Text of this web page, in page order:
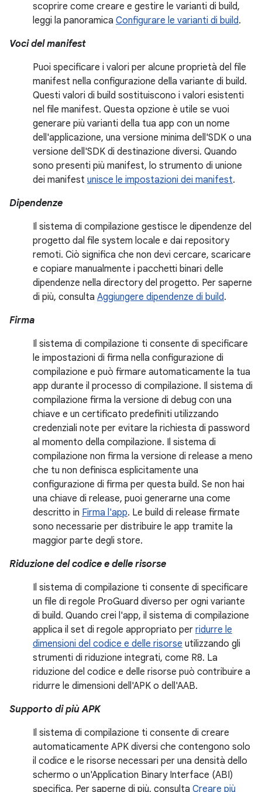
scoprire come creare e gestire le varianti di build,
leggi la panoramica Configurare le varianti di build.
Voci del manifest
Puoi specificare i valori per alcune proprietà del file
manifest nella configurazione della variante di build.
Questi valori di build sostituiscono i valori esistenti
nel file manifest. Questa opzione è utile se vuoi
generare più varianti della tua app con un nome
dell'applicazione, una versione minima dell'SDK o una
versione dell'SDK di destinazione diversi. Quando
sono presenti più manifest, lo strumento di unione
dei manifest unisce le impostazioni dei manifest.
Dipendenze
Il sistema di compilazione gestisce le dipendenze del
progetto dal file system locale e dai repository
remoti. Ciò significa che non devi cercare, scaricare
e copiare manualmente i pacchetti binari delle
dipendenze nella directory del progetto. Per saperne
di più, consulta Aggiungere dipendenze di build.
Firma
Il sistema di compilazione ti consente di specificare
le impostazioni di firma nella configurazione di
compilazione e può firmare automaticamente la tua
app durante il processo di compilazione. Il sistema di
compilazione firma la versione di debug con una
chiave e un certificato predefiniti utilizzando
credenziali note per evitare la richiesta di password
al momento della compilazione. Il sistema di
compilazione non firma la versione di release a meno
che tu non definisca esplicitamente una
configurazione di firma per questa build. Se non hai
una chiave di release, puoi generarne una come
descritto in Firma l'app. Le build di release firmate
sono necessarie per distribuire le app tramite la
maggior parte degli store.
Riduzione del codice e delle risorse
Il sistema di compilazione ti consente di specificare
un file di regole ProGuard diverso per ogni variante
di build. Quando crei l'app, il sistema di compilazione
applica il set di regole appropriato per ridurre le
dimensioni del codice e delle risorse utilizzando gli
strumenti di riduzione integrati, come R8. La
riduzione del codice e delle risorse può contribuire a
ridurre le dimensioni dell'APK o dell'AAB.
Supporto di più APK
Il sistema di compilazione ti consente di creare
automaticamente APK diversi che contengono solo
il codice e le risorse necessari per una densità dello
schermo o un'Application Binary Interface (ABI)
specifica. Per saperne di più, consulta Creare più